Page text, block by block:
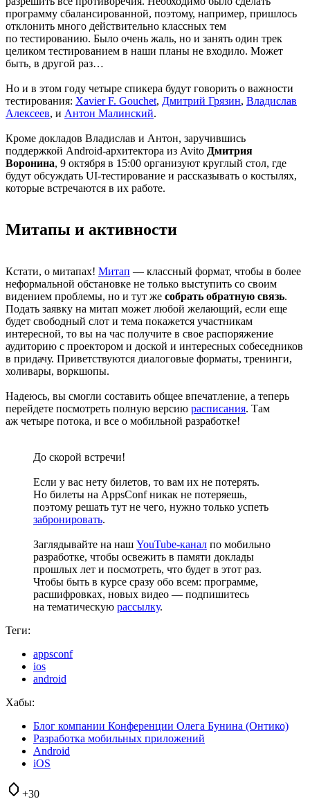
программу сбалансированной, поэтому, например, пришлось
отклонить много действительно классных тем
по тестированию. Было очень жаль, но и занять один трек
целиком тестированием в наши планы не входило. Может
быть, в другой раз…
Но и в этом году четыре спикера будут говорить о важности
тестирования: Xavier F. Gouchet, Дмитрий Грязин, Владислав
Алексеев, и Антон Малинский.
Кроме докладов Владислав и Антон, заручившись
поддержкой Android-архитектора из Avito Дмитрия
Воронина, 9 октября в 15:00 организуют круглый стол, где
будут обсуждать UI-тестирование и рассказывать о костылях,
которые встречаются в их работе.
Митапы и активности
Кстати, о митапах! Митап — классный формат, чтобы в более
неформальной обстановке не только выступить со своим
видением проблемы, но и тут же собрать обратную связь.
Подать заявку на митап может любой желающий, если еще
будет свободный слот и тема покажется участникам
интересной, то вы на час получите в свое распоряжение
аудиторию с проектором и доской и интересных собеседников
в придачу. Приветствуются диалоговые форматы, тренинги,
холивары, воркшопы.
Надеюсь, вы смогли составить общее впечатление, а теперь
перейдете посмотреть полную версию расписания. Там
аж четыре потока, и все о мобильной разработке!
До скорой встречи!
Если у вас нету билетов, то вам их не потерять.
Но билеты на AppsConf никак не потеряешь,
поэтому решать тут не чего, нужно только успеть
забронировать.
Заглядывайте на наш YouTube-канал по мобильно
разработке, чтобы освежить в памяти доклады
прошлых лет и посмотреть, что будет в этот раз.
Чтобы быть в курсе сразу обо всем: программе,
расшифровках, новых видео — подпишитесь
на тематическую рассылку.
Теги:
appsconf
ios
android
Хабы:
Блог компании Конференции Олега Бунина (Онтико)
Разработка мобильных приложений
Android
iOS
+30